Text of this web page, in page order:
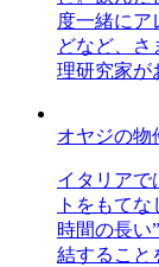
度一緒にア
どなど、さ
理研究家が
オヤジの物
イタリアで
トをもて
時間の長い
結すること